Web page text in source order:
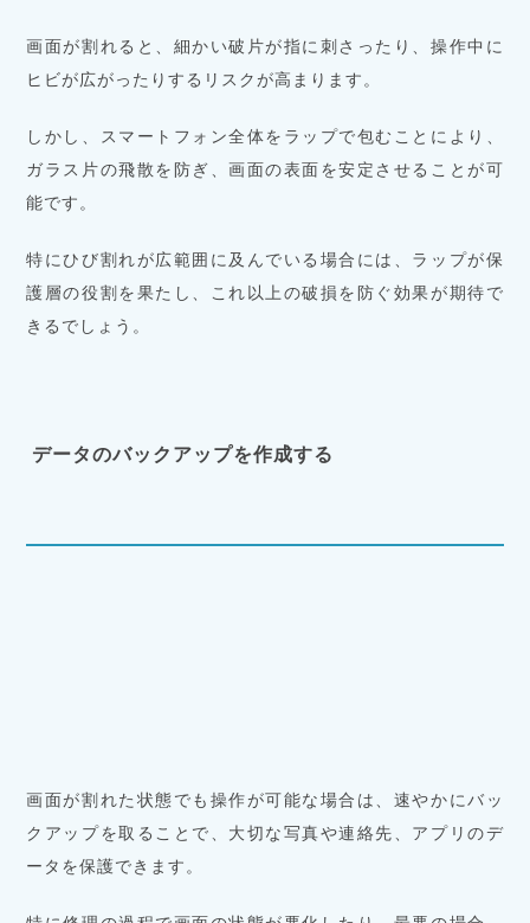
画面が割れると、細かい破片が指に刺さったり、操作中に
ヒビが広がったりするリスクが高まります。
しかし、スマートフォン全体をラップで包むことにより、
ガラス片の飛散を防ぎ、画面の表面を安定させることが可
能です。
特にひび割れが広範囲に及んでいる場合には、ラップが保
護層の役割を果たし、これ以上の破損を防ぐ効果が期待で
きるでしょう。
データのバックアップを作成する
画面が割れた状態でも操作が可能な場合は、速やかにバッ
クアップを取ることで、大切な写真や連絡先、アプリのデ
ータを保護できます。